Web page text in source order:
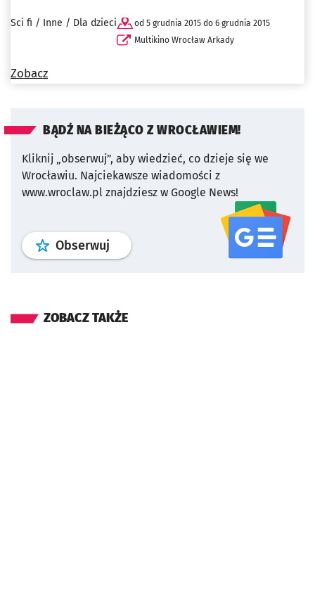
Sci fi / Inne / Dla dzieci
od 5 grudnia 2015 do 6 grudnia 2015
Multikino Wrocław Arkady
Zobacz
BĄDŹ NA BIEŻĄCO Z WROCŁAWIEM!
Kliknij „obserwuj”, aby wiedzieć, co dzieje się we
Wrocławiu. Najciekawsze wiadomości z
www.wroclaw.pl znajdziesz w Google News!
Obserwuj profil serwisu
ZOBACZ TAKŻE